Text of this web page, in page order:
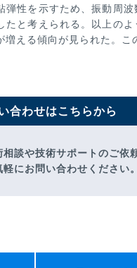
弾性を示すため、振動周
たと考えられる。以上のよ
増える傾向が見られた。
合わせはこちらから
相談や技術サポートのご依
軽にお問い合わせください